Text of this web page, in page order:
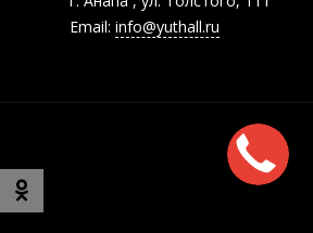
Email: info@yuthall.ru